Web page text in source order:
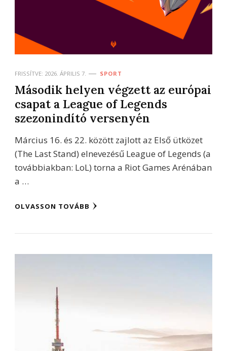
FRISSÍTVE: 2026. ÁPRILIS 7. SPORT
Második helyen végzett az európai
csapat a League of Legends
szezonindító versenyén
Március 16. és 22. között zajlott az Első ütközet
(The Last Stand) elnevezésű League of Legends (a
továbbiakban: LoL) torna a Riot Games Arénában
a …
OLVASSON TOVÁBB